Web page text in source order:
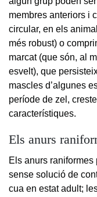
membres anteriors i
circular, en els
més robust) o
marcat (que són, al
esvelt), que
mascles d’algunes
període de zel,
característiques.
Els anurs
Els anurs
sense solució de
cua en estat adult;